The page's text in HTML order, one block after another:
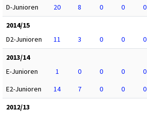
D-Junioren
20 8 0 0 0
2014/15
D2-Junioren
11 3 0 0 0
2013/14
E-Junioren
1 0 0 0 0
E2-Junioren
14 7 0 0 0
2012/13